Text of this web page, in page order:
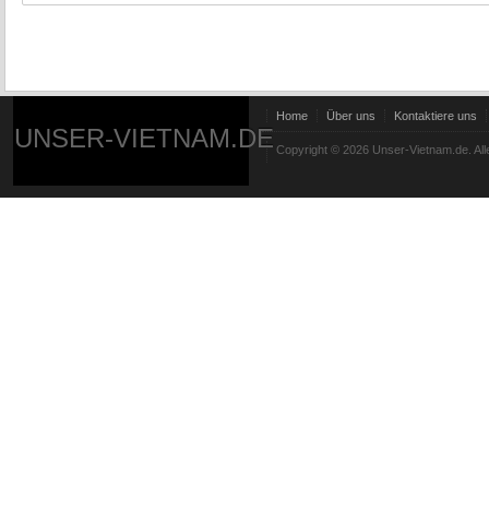
UNSER-VIETNAM.DE
Home Über uns Kontaktiere uns
Copyright © 2026 Unser-Vietnam.de.